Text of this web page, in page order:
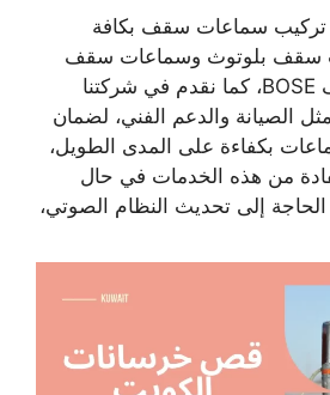
تركيب سماعات سقف بكافة
سقف بلوتوث وسماعات سقف
JPL وسماعات سقف BOSE، كما نقدم في شركتنا
الصيانة والدعم الفني، لضمان
بكفاءة على المدى الطويل،
من هذه الخدمات في حال
إلى تحديث النظام الصوتي،